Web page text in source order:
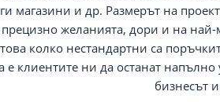
магазини и др. Размерът на
желанията, дори и на най-
колко нестандартни са
е клиентите ни да останат
бизнесът